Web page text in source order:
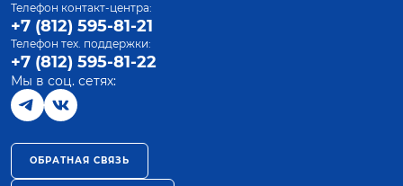
Телефон контакт-центра:
+7 (812) 595-81-21
Телефон тех. поддержки:
+7 (812) 595-81-22
Мы в соц. сетях:
ОБРАТНАЯ СВЯЗЬ